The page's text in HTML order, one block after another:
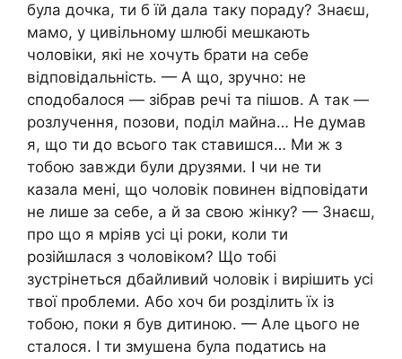
була дочка, ти б їй дала таку пораду? Знаєш,
мамо, у цивільному шлюбі мешкають
чоловіки, які не хочуть брати на себе
відповідальність. — А що, зручно: не
сподобалося — зібрав речі та пішов. А так —
розлучення, позови, поділ майна… Не думав
я, що ти до всього так ставишся… Ми ж з
тобою завжди були друзями. І чи не ти
казала мені, що чоловік повинен відповідати
не лише за себе, а й за свою жінку? — Знаєш,
про що я мріяв усі ці роки, коли ти
розійшлася з чоловіком? Що тобі
зустрінеться дбайливий чоловік і вирішить усі
твої проблеми. Або хоч би розділить їх із
тобою, поки я був дитиною. — Але цього не
сталося. І ти змушена була податись на